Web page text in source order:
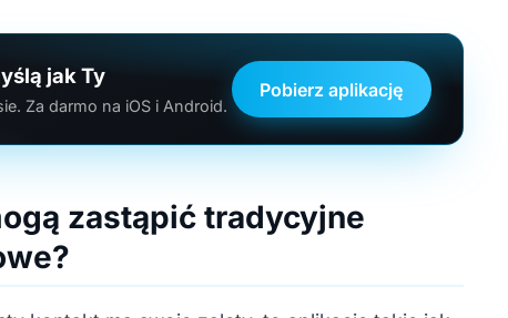
jak Ty
Za darmo na iOS i Android.
Pobierz aplikację
zastąpić tradycyjne